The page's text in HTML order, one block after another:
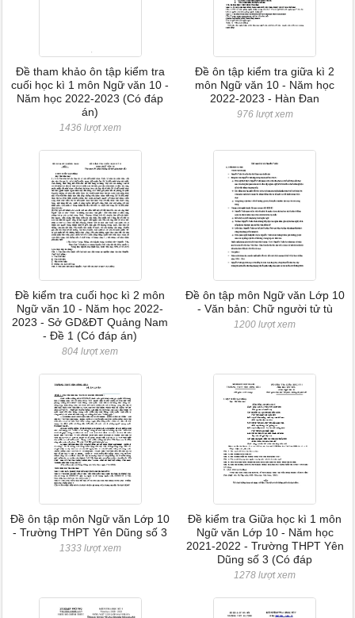
Đề tham khảo ôn tập kiểm tra
cuối học kì 1 môn Ngữ văn 10 -
Năm học 2022-2023 (Có đáp
án)
1436 lượt xem
Đề ôn tập kiểm tra giữa kì 2
môn Ngữ văn 10 - Năm học
2022-2023 - Hàn Đan
976 lượt xem
Đề kiểm tra cuối học kì 2 môn
Ngữ văn 10 - Năm học 2022-
2023 - Sở GD&ĐT Quảng Nam
- Đề 1 (Có đáp án)
804 lượt xem
Đề ôn tập môn Ngữ văn Lớp 10
- Văn bản: Chữ người tử tù
1200 lượt xem
Đề ôn tập môn Ngữ văn Lớp 10
- Trường THPT Yên Dũng số 3
1333 lượt xem
Đề kiểm tra Giữa học kì 1 môn
Ngữ văn Lớp 10 - Năm học
2021-2022 - Trường THPT Yên
Dũng số 3 (Có đáp
1278 lượt xem